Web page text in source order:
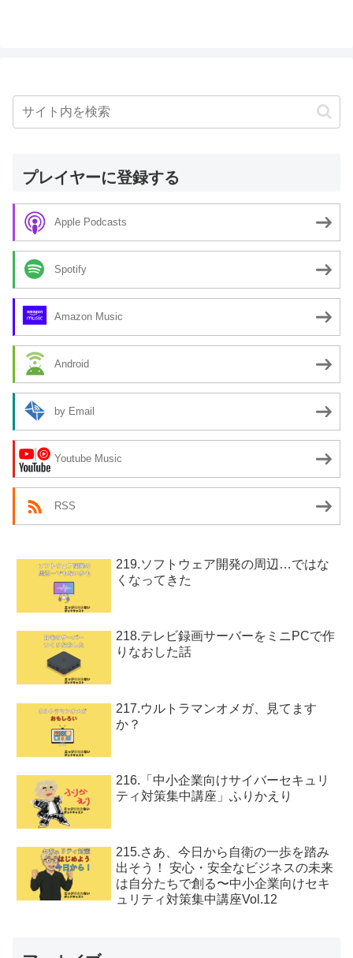
プレイヤーに登録する
Apple Podcasts
Spotify
Amazon Music
Android
by Email
Youtube Music
RSS
219.ソフトウェア開発の周辺…ではな
くなってきた
218.テレビ録画サーバーをミニPCで作
りなおした話
217.ウルトラマンオメガ、見てます
か？
216.「中小企業向けサイバーセキュリ
ティ対策集中講座」ふりかえり
215.さあ、今日から自衛の一歩を踏み
出そう！ 安心・安全なビジネスの未来
は自分たちで創る〜中小企業向けセキ
ュリティ対策集中講座Vol.12